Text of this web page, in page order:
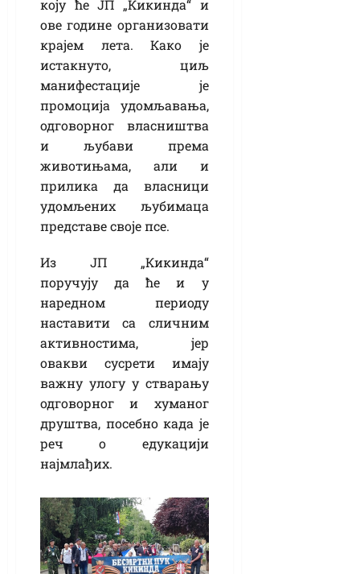
коју ће ЈП „Кикинда“ и
ове године организовати
крајем лета. Како је
истакнуто, циљ
манифестације је
промоција удомљавања,
одговорног власништва
и љубави према
животињама, али и
прилика да власници
удомљених љубимаца
представе своје псе.
Из ЈП „Кикинда“
поручују да ће и у
наредном периоду
наставити са сличним
активностима, јер
овакви сусрети имају
важну улогу у стварању
одговорног и хуманог
друштва, посебно када је
реч о едукацији
најмлађих.